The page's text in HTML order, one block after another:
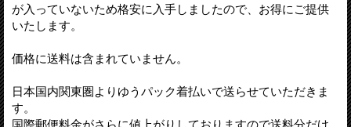
が入っていないため格安に入手しましたので、お得にご提供
いたします。
価格に送料は含まれていません。
日本国内関東圏よりゆうパック着払いで送らせていただきま
す。
国際郵便料金がさらに値上がりしておりますので送料分だけ